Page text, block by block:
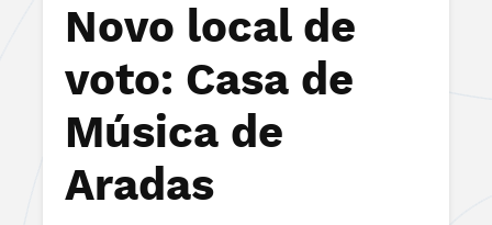
Novo local de
voto: Casa de
Música de
Aradas